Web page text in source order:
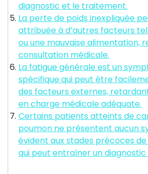
diagnostic et le traitement.
La perte de poids inexpliquée
attribuée à d’autres facteurs
ou une mauvaise alimentation,
consultation médicale.
La fatigue générale est un
spécifique qui peut être
des facteurs externes,
en charge médicale adéquate.
Certains patients atteints de
poumon ne présentent aucun
évident aux stades précoces
qui peut entraîner un